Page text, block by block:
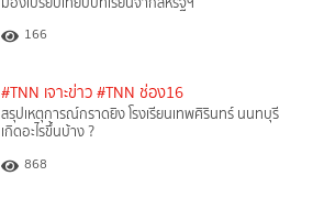
166
#TNN เจาะข่าว #TNN ช่อง16
สรุปเหตุการณ์กราดยิง โรงเรียนเทพศิรินทร์ นนทบุรี
เกิดอะไรขึ้นบ้าง ?
868